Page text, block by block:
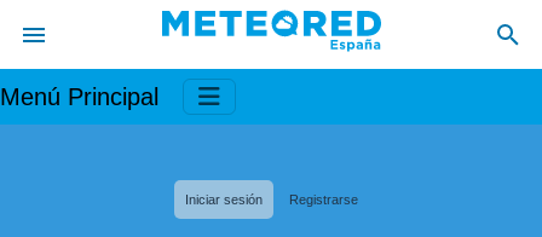
Menú Principal
Iniciar sesión Registrarse